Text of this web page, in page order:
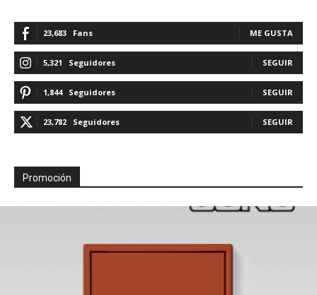
23,683 Fans ME GUSTA
5,321 Seguidores SEGUIR
1,844 Seguidores SEGUIR
23,782 Seguidores SEGUIR
Promoción